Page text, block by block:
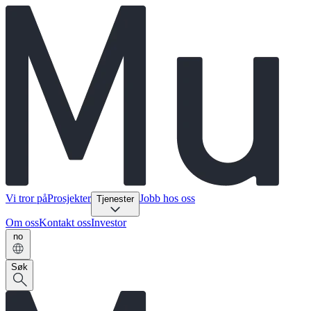
Vi tror påProsjekter Tjenester Jobb hos oss
Om ossKontakt ossInvestor
no
Søk